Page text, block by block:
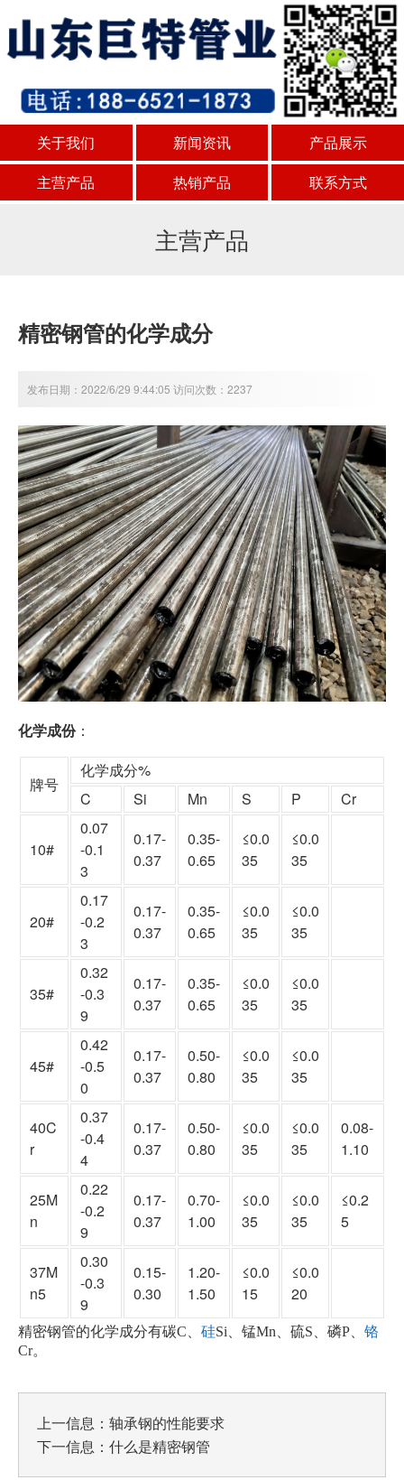
关于我们 新闻资讯
产品展示
主营产品
热销产品 联系方式
主营产品
精密钢管的化学成分
发布日期：2022/6/29 9:44:05 访问次数：2237
化学成份：
牌号
化学成分%
C
Si Mn S P Cr
10#
0.07
-0.1
3
0.17-
0.37
0.35-
0.65
≤0.0
35
≤0.0
35
20#
0.17
-0.2
3
0.17-
0.37
0.35-
0.65
≤0.0
35
≤0.0
35
35#
0.32
-0.3
9
0.17-
0.37
0.35-
0.65
≤0.0
35
≤0.0
35
45#
0.42
-0.5
0
0.17-
0.37
0.50-
0.80
≤0.0
35
≤0.0
35
40C
r
0.37
-0.4
4
0.17-
0.37
0.50-
0.80
≤0.0
35
≤0.0
35
0.08-
1.10
25M
n
0.22
-0.2
9
0.17-
0.37
0.70-
1.00
≤0.0
35
≤0.0
35
≤0.2
5
37M
n5
0.30
-0.3
9
0.15-
0.30
1.20-
1.50
≤0.0
15
≤0.0
20
精密钢管的化学成分有碳C、 硅Si、锰Mn、硫S、磷P、 铬
Cr。
上一信息： 轴承钢的性能要求
下一信息： 什么是精密钢管